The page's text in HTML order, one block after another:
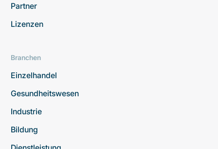
Partner
Lizenzen
Branchen
Einzelhandel
Gesundheitswesen
Industrie
Bildung